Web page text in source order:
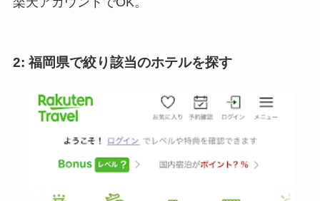
2: 福岡県で絞り該当のホテルを探す